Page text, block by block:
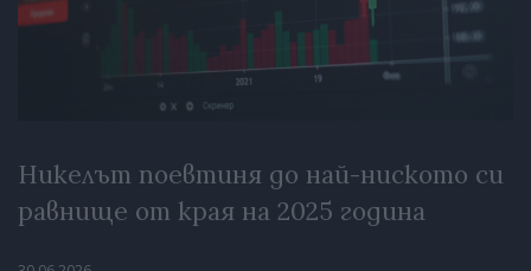
Никелът поевтиня до най-ниското си
равнище от края на 2025 година